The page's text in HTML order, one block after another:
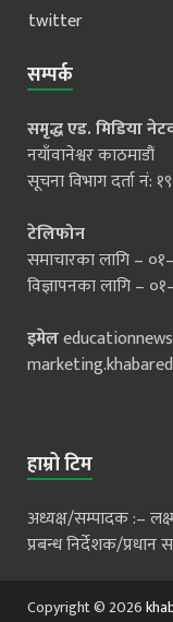
twitter
सम्पर्क
समृद्ध एड. मिडिया
नयाँवानेश्वर काठमाडौं
सूचना विभाग दर्ता नं:
टेलिफोन
समाचारका लागि –
विज्ञापनका लागि –
इमेल
हाम्रो टिम
अध्यक्ष/सम्पादक :–
प्रबन्ध निर्देशक/प्रधान
Copyright © 2026